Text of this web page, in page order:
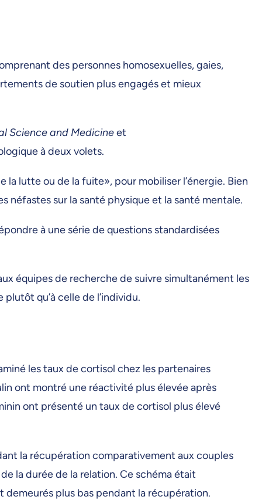
des personnes homosexuelles, gaies,
de soutien plus engagés et mieux
Science and Medicineet
à deux volets.
lutte ou de la fuite», pour mobiliser l’énergie. Bien
sur la santé physique et la santé mentale.
à une série de questions standardisées
équipes de recherche de suivre simultanément les
qu’à celle de l’individu.
les taux de cortisol chez les partenaires
ont montré une réactivité plus élevée après
ont présenté un taux de cortisol plus élevé
la récupération comparativement aux couples
la durée de la relation. Ce schéma était
plus bas pendant la récupération.